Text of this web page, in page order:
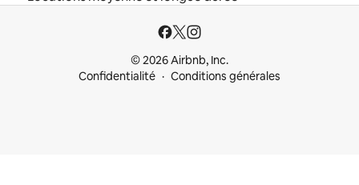
© 2026 Airbnb, Inc.
Confidentialité
Conditions générales